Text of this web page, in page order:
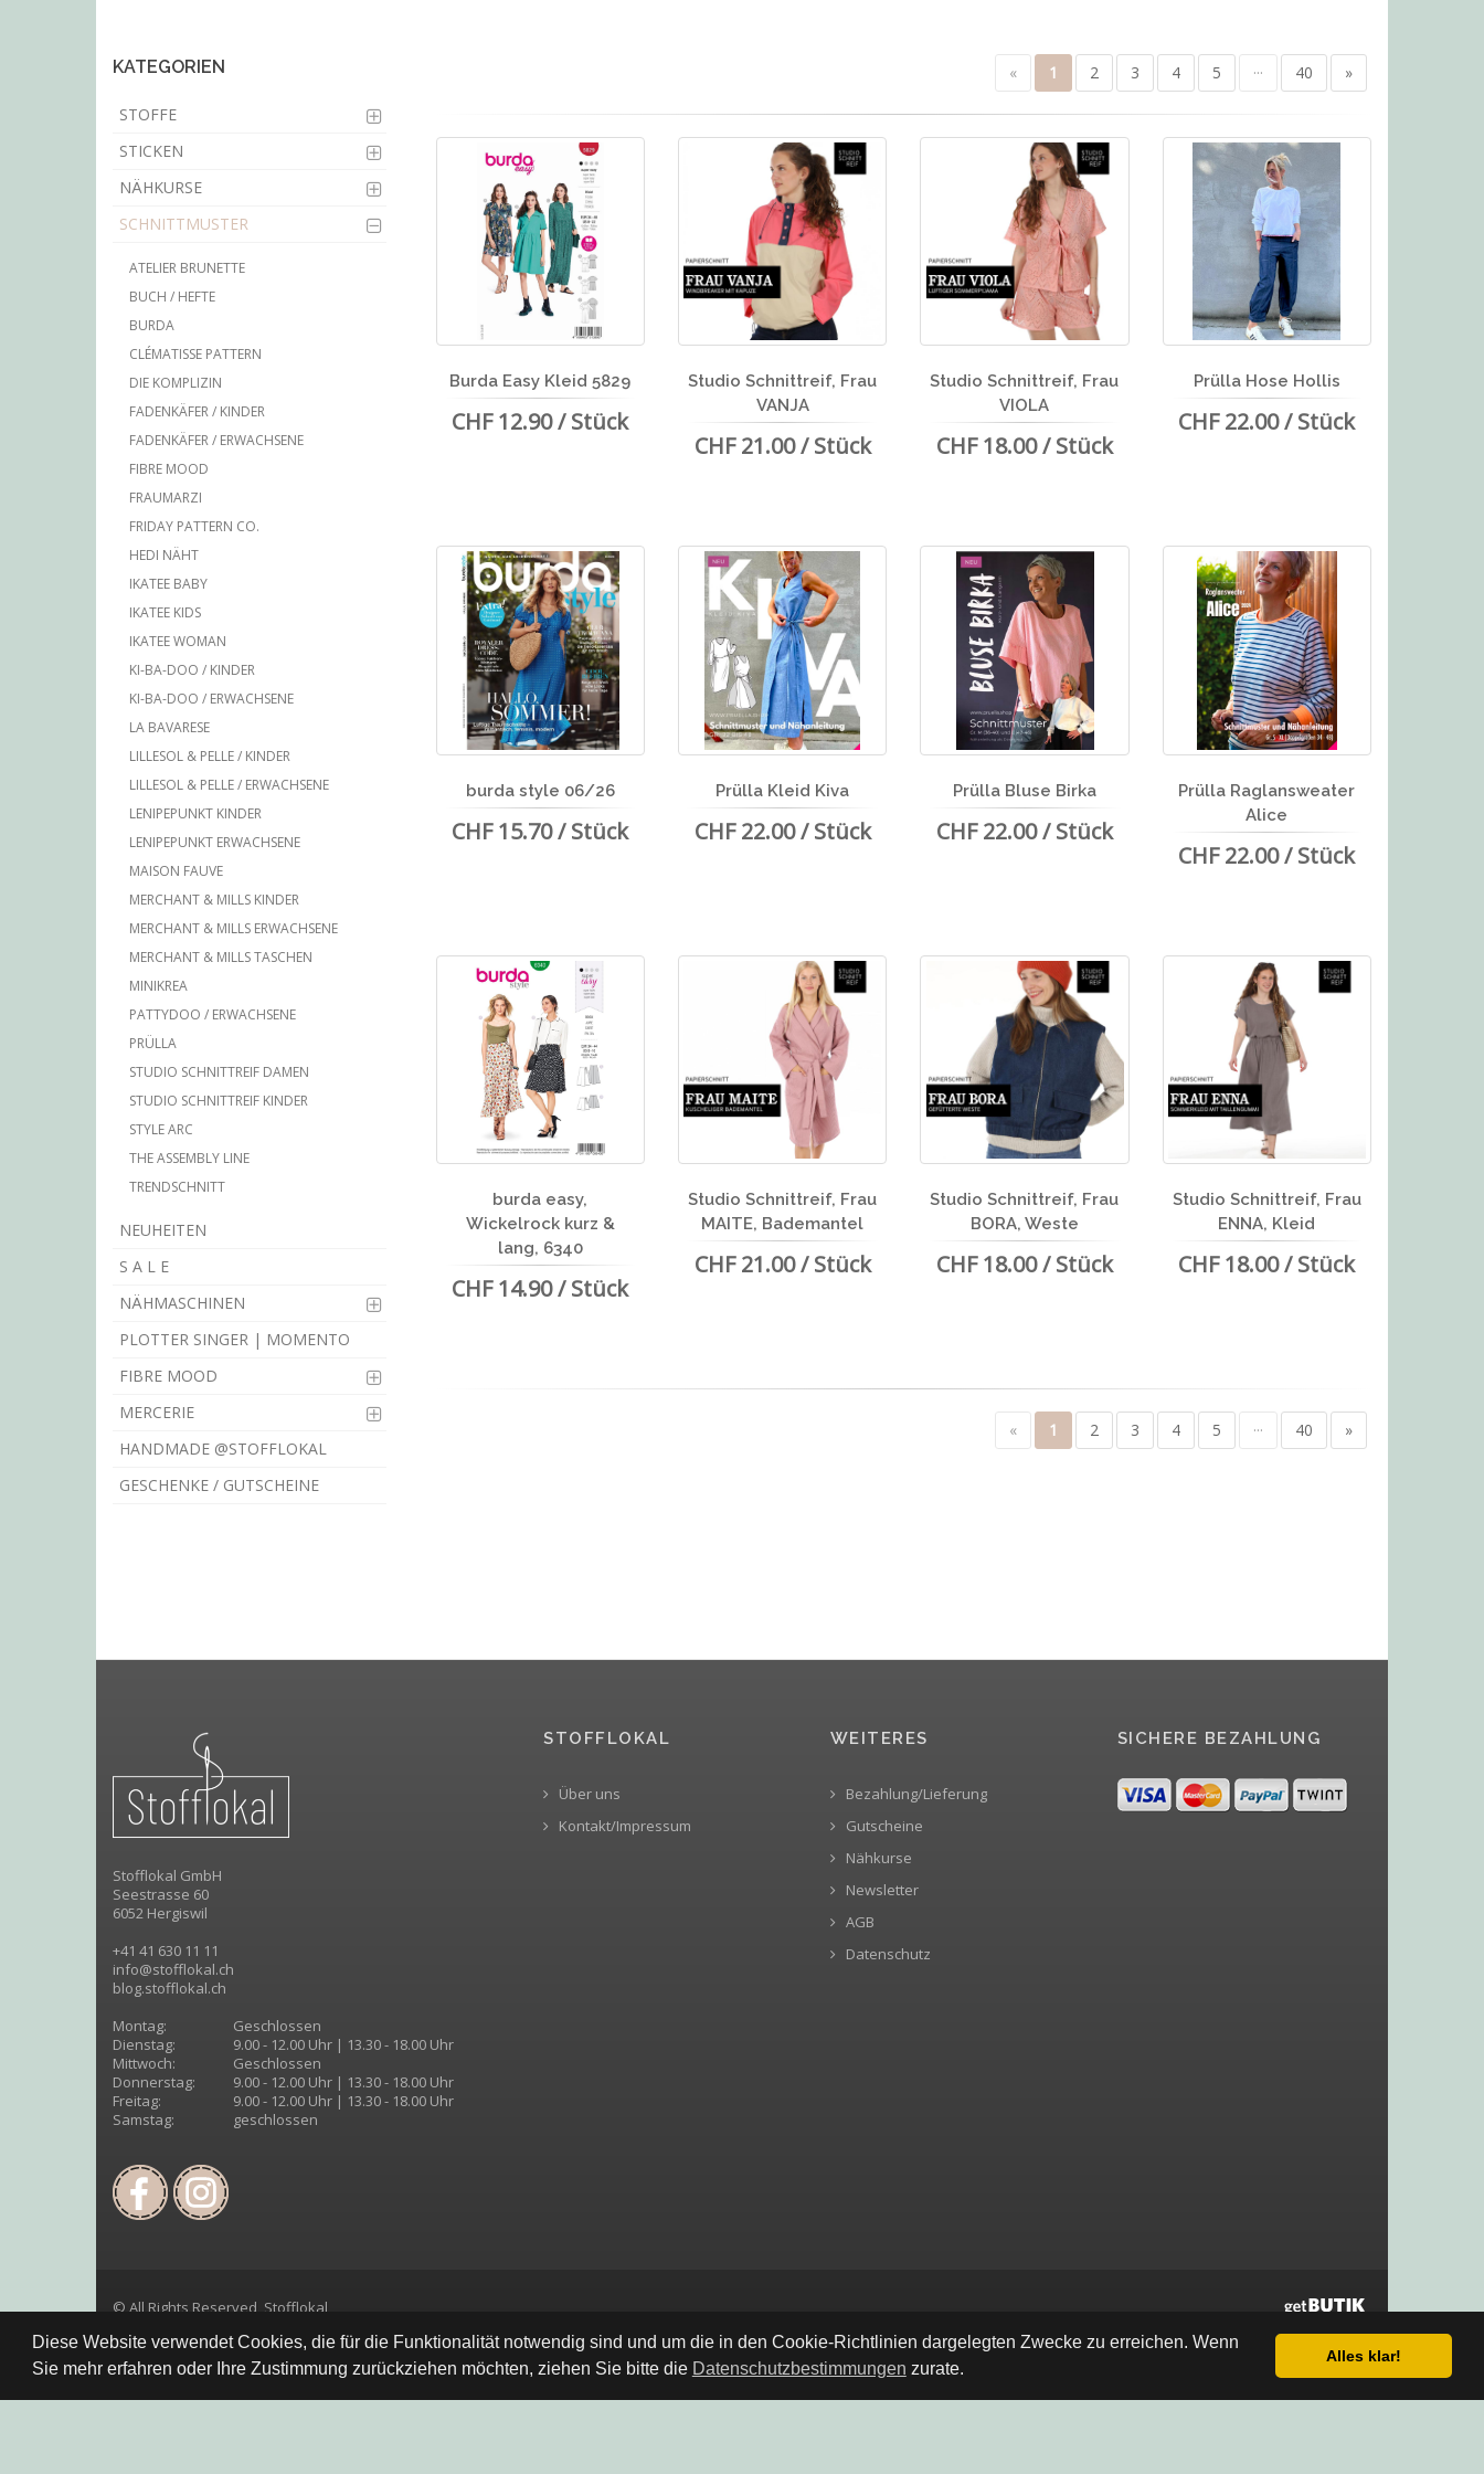
Diese Website verwendet Cookies, die für die Funktionalität notwendig sind und um die in den Cookie-Richtlinien dargelegten Zwecke zu erreichen. Wenn
Sie mehr erfahren oder Ihre Zustimmung zurückziehen möchten, ziehen Sie bitte die Datenschutzbestimmungen zurate.
Alles klar!
KATEGORIEN
STOFFE
STICKEN
NÄHKURSE
SCHNITTMUSTER
ATELIER BRUNETTE
BUCH / HEFTE
BURDA
CLÉMATISSE PATTERN
DIE KOMPLIZIN
FADENKÄFER / KINDER
FADENKÄFER / ERWACHSENE
FIBRE MOOD
FRAUMARZI
FRIDAY PATTERN CO.
HEDI NÄHT
IKATEE BABY
IKATEE KIDS
IKATEE WOMAN
KI-BA-DOO / KINDER
KI-BA-DOO / ERWACHSENE
LA BAVARESE
LILLESOL & PELLE / KINDER
LILLESOL & PELLE / ERWACHSENE
LENIPEPUNKT KINDER
LENIPEPUNKT ERWACHSENE
MAISON FAUVE
MERCHANT & MILLS KINDER
MERCHANT & MILLS ERWACHSENE
MERCHANT & MILLS TASCHEN
MINIKREA
PATTYDOO / ERWACHSENE
PRÜLLA
STUDIO SCHNITTREIF DAMEN
STUDIO SCHNITTREIF KINDER
STYLE ARC
THE ASSEMBLY LINE
TRENDSCHNITT
NEUHEITEN
S A L E
NÄHMASCHINEN
PLOTTER SINGER | MOMENTO
FIBRE MOOD
MERCERIE
HANDMADE @STOFFLOKAL
GESCHENKE / GUTSCHEINE
« 1 2 3 4 5 ··· 40 »
Burda Easy Kleid 5829
CHF 12.90 / Stück
Studio Schnittreif, Frau
VANJA
CHF 21.00 / Stück
Studio Schnittreif, Frau
VIOLA
CHF 18.00 / Stück
Prülla Hose Hollis
CHF 22.00 / Stück
burda style 06/26
CHF 15.70 / Stück
Prülla Kleid Kiva
CHF 22.00 / Stück
Prülla Bluse Birka
CHF 22.00 / Stück
Prülla Raglansweater
Alice
CHF 22.00 / Stück
burda easy,
Wickelrock kurz &
lang, 6340
CHF 14.90 / Stück
Studio Schnittreif, Frau
MAITE, Bademantel
CHF 21.00 / Stück
Studio Schnittreif, Frau
BORA, Weste
CHF 18.00 / Stück
Studio Schnittreif, Frau
ENNA, Kleid
CHF 18.00 / Stück
« 1 2 3 4 5 ··· 40 »
Stofflokal GmbH
Seestrasse 60
6052 Hergiswil
+41 41 630 11 11
info@stofflokal.ch
blog.stofflokal.ch
Montag:
Geschlossen
Dienstag:
9.00 - 12.00 Uhr | 13.30 - 18.00 Uhr
Mittwoch:
Geschlossen
Donnerstag:
9.00 - 12.00 Uhr | 13.30 - 18.00 Uhr
Freitag:
9.00 - 12.00 Uhr | 13.30 - 18.00 Uhr
Samstag:
geschlossen
STOFFLOKAL
Über uns
Kontakt/Impressum
WEITERES
Bezahlung/Lieferung
Gutscheine
Nähkurse
Newsletter
AGB
Datenschutz
SICHERE BEZAHLUNG
© All Rights Reserved, Stofflokal